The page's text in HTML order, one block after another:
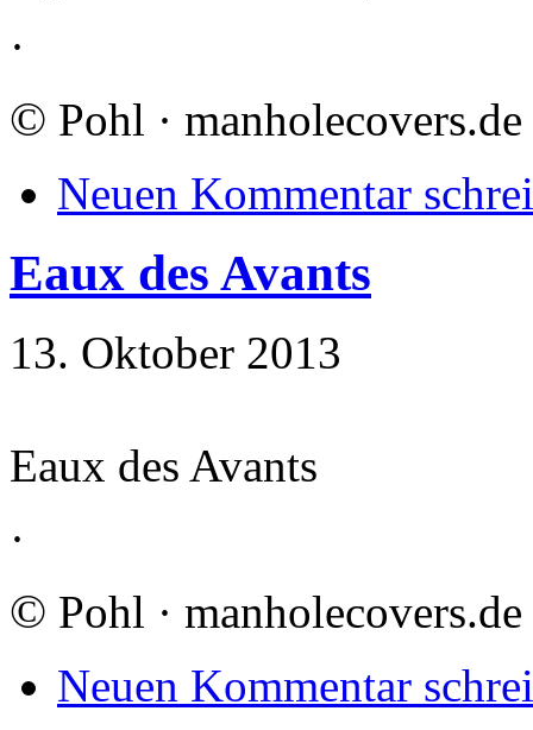
·
© Pohl · manholecovers.de
Neuen Kommentar
Eaux des Avants
13. Oktober 2013
Eaux des Avants
·
© Pohl · manholecovers.de
Neuen Kommentar